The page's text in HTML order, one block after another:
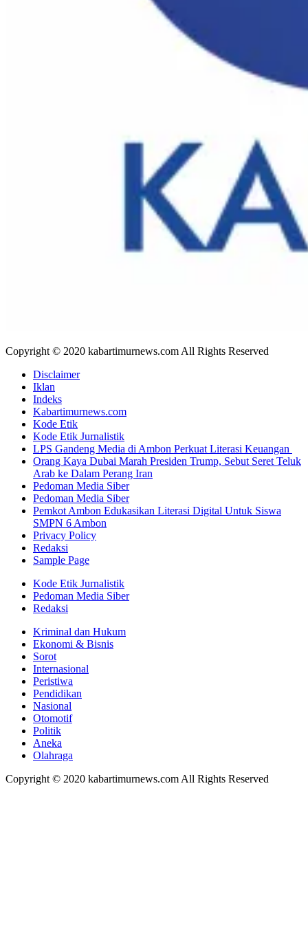
Copyright © 2020 kabartimurnews.com All Rights Reserved
Disclaimer
Iklan
Indeks
Kabartimurnews.com
Kode Etik
Kode Etik Jurnalistik
LPS Gandeng Media di Ambon Perkuat Literasi Keuangan
Orang Kaya Dubai Marah Presiden Trump, Sebut Seret Teluk
Arab ke Dalam Perang Iran
Pedoman Media Siber
Pedoman Media Siber
Pemkot Ambon Edukasikan Literasi Digital Untuk Siswa
SMPN 6 Ambon
Privacy Policy
Redaksi
Sample Page
Kode Etik Jurnalistik
Pedoman Media Siber
Redaksi
Kriminal dan Hukum
Ekonomi & Bisnis
Sorot
Internasional
Peristiwa
Pendidikan
Nasional
Otomotif
Politik
Aneka
Olahraga
Copyright © 2020 kabartimurnews.com All Rights Reserved